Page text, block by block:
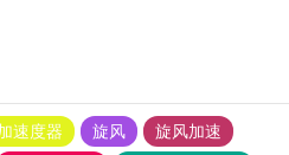
速度器 旋风 旋风加速